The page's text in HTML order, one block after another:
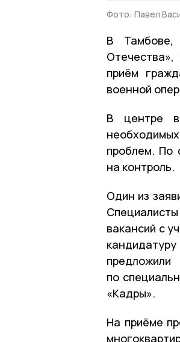
Фото: Павел
В Тамбове,
приём
военной
В центре
проблем. По
на контроль.
Один из
вакансий с
по
«Кадры».
На приёме